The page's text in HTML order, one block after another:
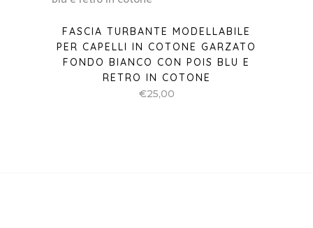
FASCIA TURBANTE MODELLABILE
PER CAPELLI IN COTONE GARZATO
FONDO BIANCO CON POIS BLU E
RETRO IN COTONE
€25,00